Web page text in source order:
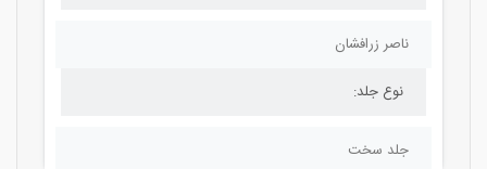
ناصر زرافشان
نوع جلد:
جلد سخت